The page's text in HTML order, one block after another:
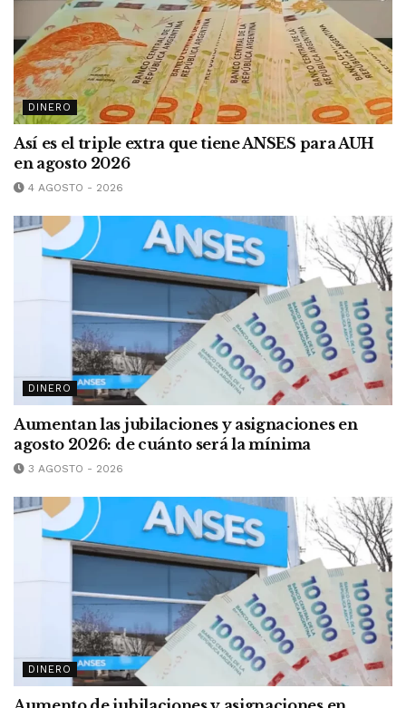
DINERO
Así es el triple extra que tiene ANSES para AUH
en agosto 2026
4 AGOSTO - 2026
DINERO
Aumentan las jubilaciones y asignaciones en
agosto 2026: de cuánto será la mínima
3 AGOSTO - 2026
DINERO